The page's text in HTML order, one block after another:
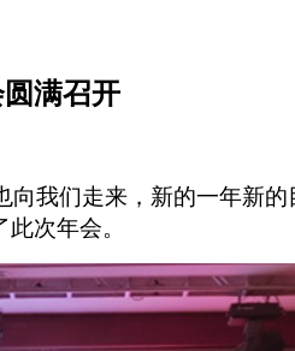
满召开
向我们走来，新的一年新
次年会。